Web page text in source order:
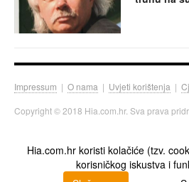
Impressum | O nama | Uvjeti korištenja |
Copyright © 2018 Hia.com.hr. Sva prava
Hia.com.hr koristi kolačiće (tzv.
korisničkog iskustva i